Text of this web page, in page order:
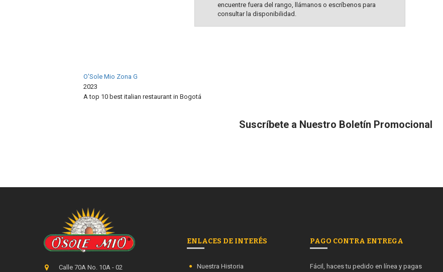
encuentre fuera del rango, llámanos o escríbenos para
consultar la disponibilidad.
O'Sole Mio Zona G
2023
A top 10 best italian restaurant in Bogotá
Suscríbete a Nuestro Boletín Promocional
Calle 70A No. 10A - 02
ENLACES DE INTERÉS
Nuestra Historia
PAGO CONTRA ENTREGA
Fácil, haces tu pedido en línea y pagas